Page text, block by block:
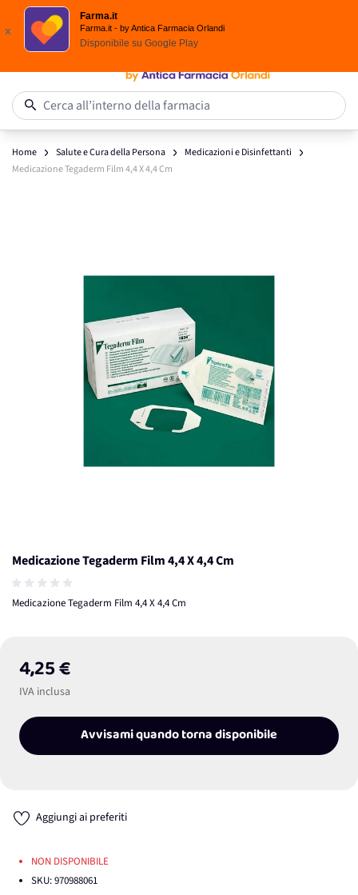
x
Farma.it
Farma.it - by Antica Farmacia Orlandi
Disponibile su Google Play
Salta al contenuto
Cerca all’interno della farmacia
Home Salute e Cura della Persona
Medicazioni e Disinfettanti
Medicazione Tegaderm Film 4,4 X 4,4 Cm
Medicazione Tegaderm Film 4,4 X 4,4 Cm
Medicazione Tegaderm Film 4,4 X 4,4 Cm
4,25 €
IVA inclusa
Avvisami quando torna disponibile
Aggiungi ai preferiti
NON DISPONIBILE
SKU:970988061